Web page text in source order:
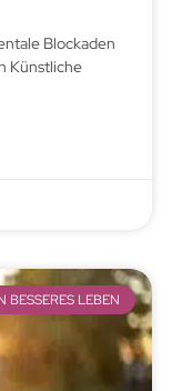
Blockaden
Künstliche
BESSERES LEBEN